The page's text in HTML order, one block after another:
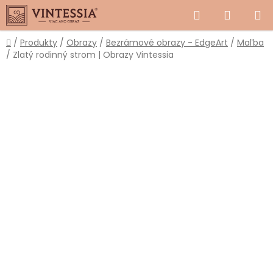
Prejsť
na
obsah
Hľadať
KOŠÍK
Domov
/ Produkty / Obrazy / Bezrámové obrazy - EdgeArt / Maľba
/ Zlatý rodinný strom | Obrazy Vintessia